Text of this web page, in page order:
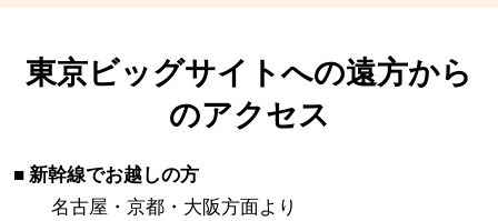
東京ビッグサイトへの遠方から
のアクセス
■ 新幹線でお越しの方
名古屋・京都・大阪方面より